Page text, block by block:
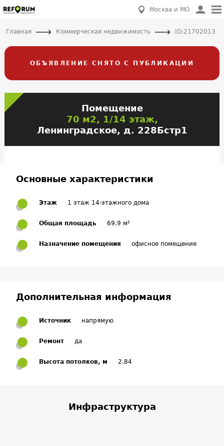
Москва и МО
Главная Коммерческая недвижимость ID:21702013
ОБЪЯВЛЕНИЕ СНЯТО С ПУБЛИКАЦИИ
Помещение
70 м2, 1/14 этаж,
Ленинградское, д. 228Бстр1
Основные характеристики
Этаж 1 этаж 14-этажного дома
Общая площадь 69.9 м²
Назначение помещения офисное помещение
Дополнительная информация
Источник напрямую
Ремонт да
Высота потолков, м 2.84
Инфраструктура